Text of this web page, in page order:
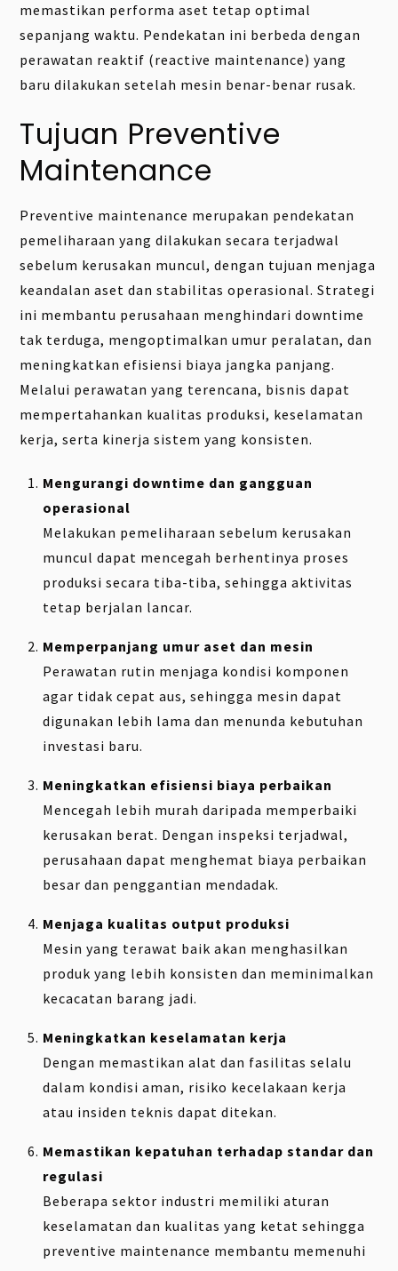
memastikan performa aset tetap optimal
sepanjang waktu. Pendekatan ini berbeda dengan
perawatan reaktif (reactive maintenance) yang
baru dilakukan setelah mesin benar-benar rusak.
Tujuan Preventive
Maintenance
Preventive maintenance merupakan pendekatan
pemeliharaan yang dilakukan secara terjadwal
sebelum kerusakan muncul, dengan tujuan menjaga
keandalan aset dan stabilitas operasional. Strategi
ini membantu perusahaan menghindari downtime
tak terduga, mengoptimalkan umur peralatan, dan
meningkatkan efisiensi biaya jangka panjang.
Melalui perawatan yang terencana, bisnis dapat
mempertahankan kualitas produksi, keselamatan
kerja, serta kinerja sistem yang konsisten.
Mengurangi downtime dan gangguan
operasional
Melakukan pemeliharaan sebelum kerusakan
muncul dapat mencegah berhentinya proses
produksi secara tiba-tiba, sehingga aktivitas
tetap berjalan lancar.
Memperpanjang umur aset dan mesin
Perawatan rutin menjaga kondisi komponen
agar tidak cepat aus, sehingga mesin dapat
digunakan lebih lama dan menunda kebutuhan
investasi baru.
Meningkatkan efisiensi biaya perbaikan
Mencegah lebih murah daripada memperbaiki
kerusakan berat. Dengan inspeksi terjadwal,
perusahaan dapat menghemat biaya perbaikan
besar dan penggantian mendadak.
Menjaga kualitas output produksi
Mesin yang terawat baik akan menghasilkan
produk yang lebih konsisten dan meminimalkan
kecacatan barang jadi.
Meningkatkan keselamatan kerja
Dengan memastikan alat dan fasilitas selalu
dalam kondisi aman, risiko kecelakaan kerja
atau insiden teknis dapat ditekan.
Memastikan kepatuhan terhadap standar dan
regulasi
Beberapa sektor industri memiliki aturan
keselamatan dan kualitas yang ketat sehingga
preventive maintenance membantu memenuhi